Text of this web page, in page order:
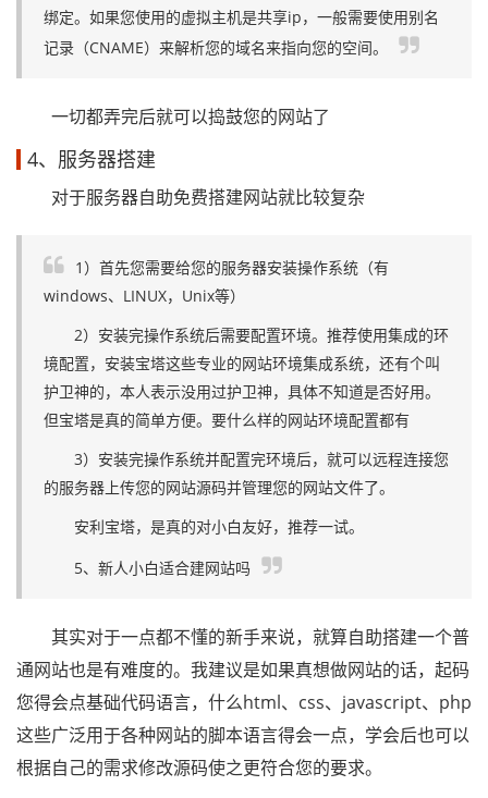
绑定。如果您使用的虚拟主机是共享ip，一般需要使用别名
记录（CNAME）来解析您的域名来指向您的空间。
一切都弄完后就可以捣鼓您的网站了
4、服务器搭建
对于服务器自助免费搭建网站就比较复杂
1）首先您需要给您的服务器安装操作系统（有
windows、LINUX，Unix等）
2）安装完操作系统后需要配置环境。推荐使用集成的环
境配置，安装宝塔这些专业的网站环境集成系统，还有个叫
护卫神的，本人表示没用过护卫神，具体不知道是否好用。
但宝塔是真的简单方便。要什么样的网站环境配置都有
3）安装完操作系统并配置完环境后，就可以远程连接您
的服务器上传您的网站源码并管理您的网站文件了。
安利宝塔，是真的对小白友好，推荐一试。
5、新人小白适合建网站吗
其实对于一点都不懂的新手来说，就算自助搭建一个普
通网站也是有难度的。我建议是如果真想做网站的话，起码
您得会点基础代码语言，什么html、css、javascript、php
这些广泛用于各种网站的脚本语言得会一点，学会后也可以
根据自己的需求修改源码使之更符合您的要求。